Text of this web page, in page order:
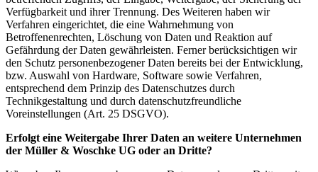
Verfügbarkeit und ihrer Trennung. Des Weiteren haben wir
Verfahren eingerichtet, die eine Wahrnehmung von
Betroffenenrechten, Löschung von Daten und Reaktion auf
Gefährdung der Daten gewährleisten. Ferner berücksichtigen wir
den Schutz personenbezogener Daten bereits bei der Entwicklung,
bzw. Auswahl von Hardware, Software sowie Verfahren,
entsprechend dem Prinzip des Datenschutzes durch
Technikgestaltung und durch datenschutzfreundliche
Voreinstellungen (Art. 25 DSGVO).
Erfolgt eine Weitergabe Ihrer Daten an weitere Unternehmen
der Müller & Woschke UG oder an Dritte?